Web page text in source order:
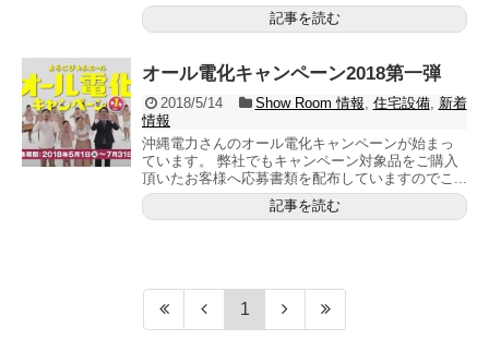
記事を読む
オール電化キャンペーン2018第一弾
2018/5/14 Show Room 情報 住宅設備, 新着
情報
沖縄電力さんのオール電化キャンペーンが始まっ
ています。 弊社でもキャンペーン対象品をご購入
頂いたお客様へ応募書類を配布していますのでこ...
記事を読む
1